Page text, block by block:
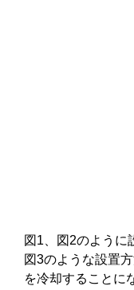
図1、図2のように
図3のような設置
を冷却することに